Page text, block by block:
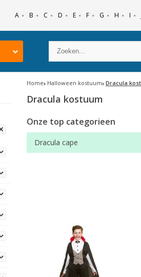
A B C D E F G H I
Home Halloween kostuum Dracula
Dracula kostuum
Onze top categorieen
Dracula cape